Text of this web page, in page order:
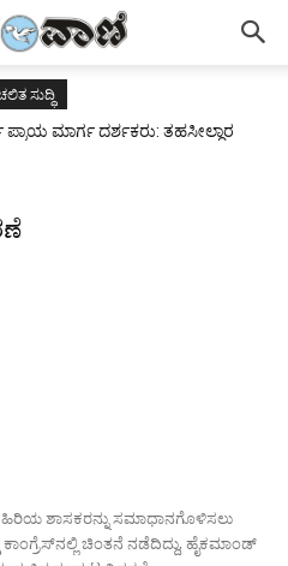
ಸುದ್ಧಿ
ಮಾರ್ಗ ದರ್ಶಕರು: ತಹಸೀಲ್ದಾರ
ಶಾಸಕರನ್ನು ಸಮಾಧಾನಗೊಳಿಸಲು
ಚಿಂತನೆ ನಡೆದಿದ್ದು, ಹೈಕಮಾಂಡ್